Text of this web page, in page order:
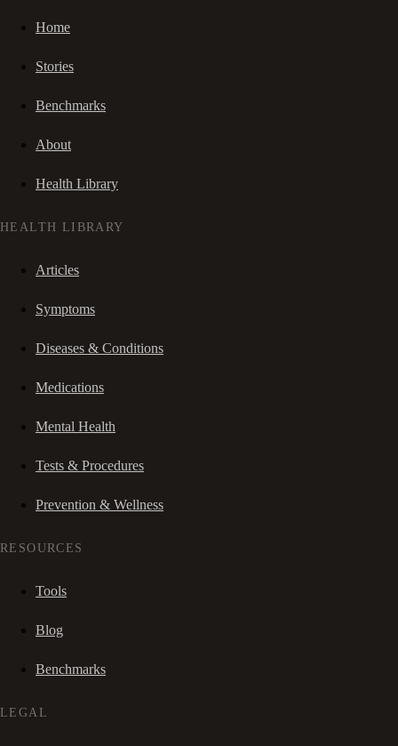
Home
Stories
Benchmarks
About
Health Library
HEALTH LIBRARY
Articles
Symptoms
Diseases & Conditions
Medications
Mental Health
Tests & Procedures
Prevention & Wellness
RESOURCES
Tools
Blog
Benchmarks
LEGAL